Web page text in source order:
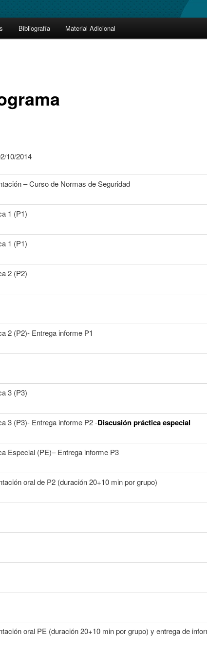
Bibliografía Material Adicional
10/2014
– Curso de Normas de Seguridad
1 (P1)
1 (P1)
2 (P2)
2 (P2)- Entrega informe P1
3 (P3)
3 (P3)- Entrega informe P2 -Discusión práctica especial
Especial (PE)– Entrega informe P3
oral de P2 (duración 20+10 min por grupo)
oral PE (duración 20+10 min por grupo) y entrega de